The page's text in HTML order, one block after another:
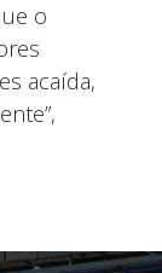
o
acaída,